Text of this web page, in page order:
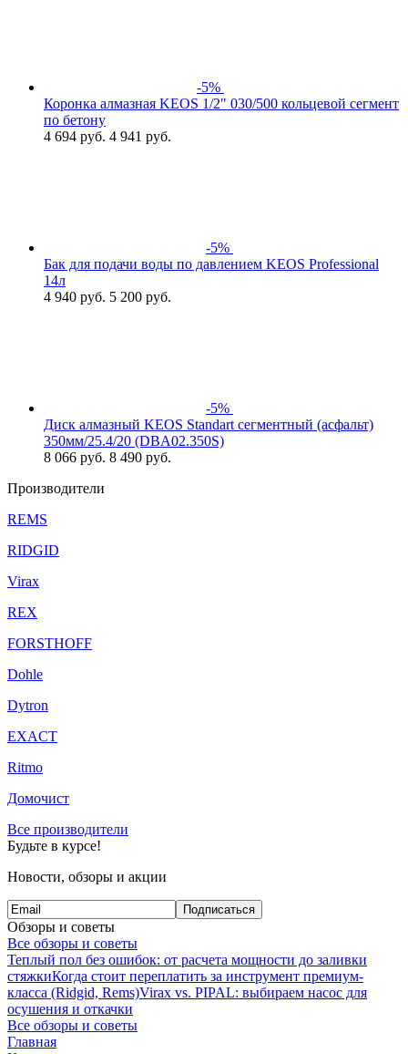
-5%
Коронка алмазная KEOS 1/2" 030/500 кольцевой сегмент
по бетону
4 694 руб. 4 941 руб.
-5%
Бак для подачи воды по давлением KEOS Professional
14л
4 940 руб. 5 200 руб.
-5%
Диск алмазный KEOS Standart сегментный (асфальт)
350мм/25.4/20 (DBA02.350S)
8 066 руб. 8 490 руб.
Производители
REMS
RIDGID
Virax
REX
FORSTHOFF
Dohle
Dytron
EXACT
Ritmo
Домочист
Все производители
Будьте в курсе!
Новости, обзоры и акции
Подписаться
Обзоры и советы
Все обзоры и советы
Теплый пол без ошибок: от расчета мощности до заливки
стяжкиКогда стоит переплатить за инструмент премиум-
класса (Ridgid, Rems)Virax vs. PIPAL: выбираем насос для
осушения и откачки
Все обзоры и советы
Главная